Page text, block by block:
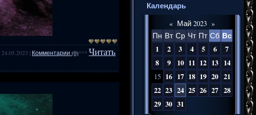
24.05.2023 | Комментарии (0)*** Читать
Календарь
« Май 2023 »
Пн Вт Ср Чт Пт Сб Вс
1
2 3 4 5 6
7
8
9 10 11 12 13 14
15 16 17 18 19 20 21
22 23 24 25 26 27 28
29 30 31